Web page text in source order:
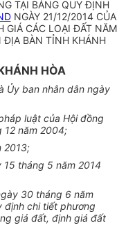
TẠI BẢNG QUY ĐỊNH
NGÀY 21/12/2014 CỦA
GIÁ CÁC LOẠI ĐẤT NĂM
BÀN TỈNH KHÁNH
HÒA
Ủy ban nhân dân ngày
luật của Hội đồng
12 năm 2004;
2013;
15 tháng 5 năm 2014
30 tháng 6 năm
định chi tiết phương
giá đất, định giá đất